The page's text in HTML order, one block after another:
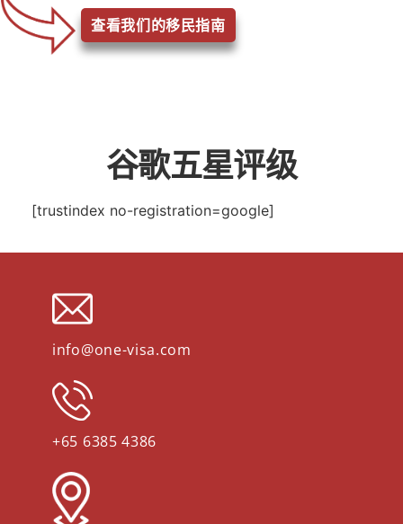
查看我们的移民指南
谷歌五星评级
[trustindex no-registration=google]
+65 6385 4386
info@one-visa.com